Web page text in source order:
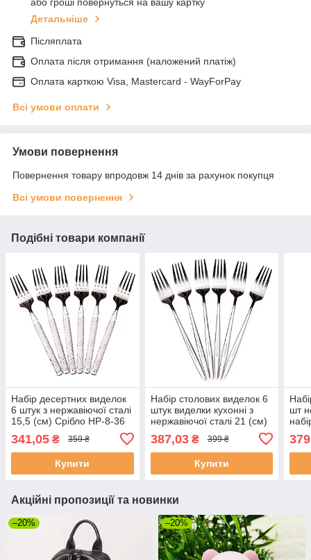
або гроші повернуться на вашу картку
Детальніше
Післяплата
Оплата після отримання (наложений платіж)
Оплата карткою Visa, Mastercard - WayForPay
Всі умови оплати
Умови повернення
Повернення товару впродовж 14 днів за рахунок покупця
Всі умови повернення
Подібні товари компанії
Набір десертних виделок
6 штук з нержавіючої сталі
15,5 (см) Срібло HP-8-36
341,05 ₴ 359 ₴
Купити
Набір столових виделок 6
штук виделки кухонні з
нержавіючої сталі 21 (см)
387,03₴ 399 ₴
Купити
шт
379
Акційні пропозиції та новинки
–20% –20%